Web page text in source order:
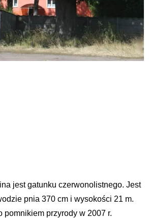
jest gatunku czerwonolistnego. Jest
pnia 370 cm i wysokości 21 m.
pomnikiem przyrody w 2007 r.